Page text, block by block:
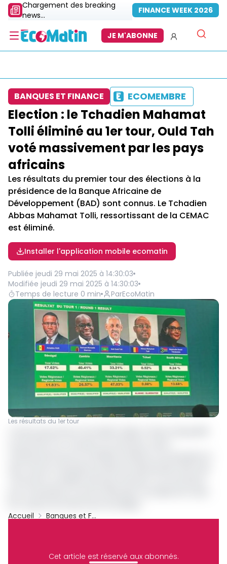
Chargement des breaking
news...
FINANCE WEEK 2026
JE M'ABONNE
BANQUES ET FINANCE ECOMEMBRE
Election : le Tchadien Mahamat
Tolli éliminé au 1er tour, Ould Tah
voté massivement par les pays
africains
Les résultats du premier tour des élections à la
présidence de la Banque Africaine de
Développement (BAD) sont connus. Le Tchadien
Abbas Mahamat Tolli, ressortissant de la CEMAC
est éliminé.
Installer l'application mobile ecomatin
Publiée jeudi 29 mai 2025 à 14:30:03
Modifiée jeudi 29 mai 2025 à 14:30:03
Temps de lecture 0 min ParEcoMatin
Les résultats du 1er tour
Cet article est réservé aux abonnés.
Accueil Banques et Finance